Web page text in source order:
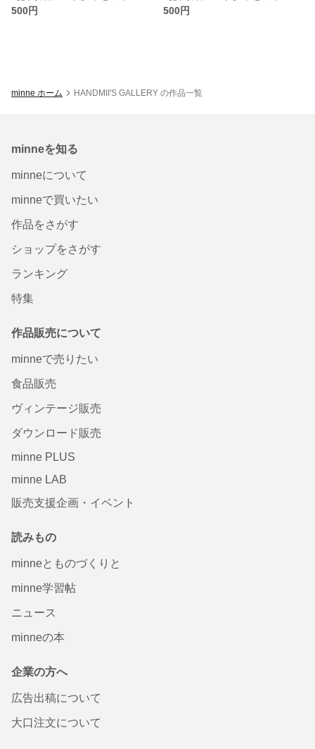
500円
500円
minne ホーム HANDMII'S GALLERY の作品一覧
minneを知る
minneについて
minneで買いたい
作品をさがす
ショップをさがす
ランキング
特集
作品販売について
minneで売りたい
食品販売
ヴィンテージ販売
ダウンロード販売
minne PLUS
minne LAB
販売支援企画・イベント
読みもの
minneとものづくりと
minne学習帖
ニュース
minneの本
企業の方へ
広告出稿について
大口注文について